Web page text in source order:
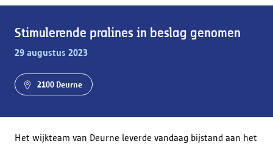
Stimulerende pralines in beslag genomen
29 augustus 2023
2100 Deurne
Het wijkteam van Deurne leverde vandaag bijstand aan het